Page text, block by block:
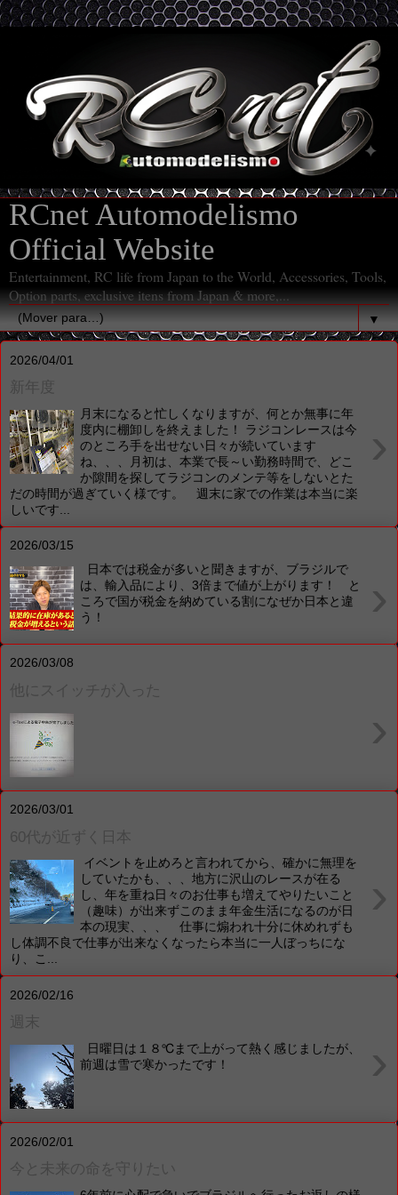
RCnet Automodelismo
Official Website
Entertainment, RC life from Japan to the World, Accessories, Tools,
Option parts, exclusive itens from Japan & more,...
▼
2026/04/01
新年度
›
月末になると忙しくなりますが、何とか無事に年
度内に棚卸しを終えました！ ラジコンレースは今
のところ手を出せない日々が続いています
ね、、、月初は、本業で長～い勤務時間で、どこ
か隙間を探してラジコンのメンテ等をしないとた
だの時間が過ぎていく様です。 週末に家での作業は本当に楽
しいです...
2026/03/15
›
日本では税金が多いと聞きますが、ブラジルで
は、輸入品により、3倍まで値が上がります！ と
ころで国が税金を納めている割になぜか日本と違
う！
2026/03/08
他にスイッチが入った
›
2026/03/01
60代が近ずく日本
›
イベントを止めろと言われてから、確かに無理を
していたかも、、、地方に沢山のレースが在る
し、年を重ね日々のお仕事も増えてやりたいこと
（趣味）が出来ずこのまま年金生活になるのが日
本の現実、、、 仕事に煽われ十分に休めれずも
し体調不良で仕事が出来なくなったら本当に一人ぼっちにな
り、こ...
2026/02/16
週末
›
日曜日は１８℃まで上がって熱く感じましたが、
前週は雪で寒かったです！
2026/02/01
今と未来の命を守りたい